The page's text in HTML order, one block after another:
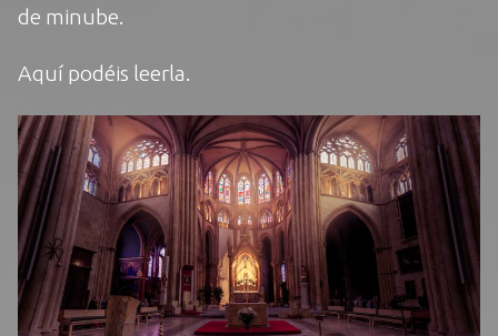
de minube.
Aquí podéis leerla.